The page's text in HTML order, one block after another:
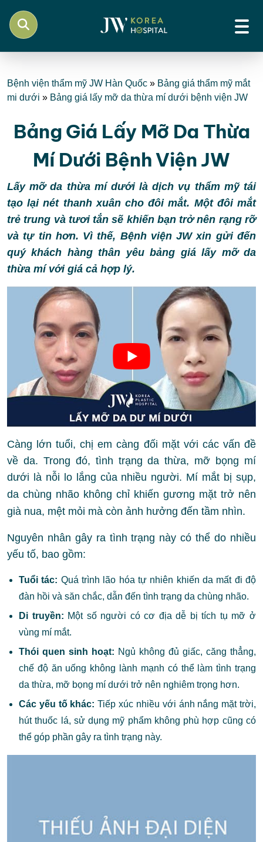
Bệnh viện thẩm mỹ JW Hàn Quốc » Bảng giá thẩm mỹ mắt
mi dưới » Bảng giá lấy mỡ da thừa mí dưới bệnh viện JW
Bảng Giá Lấy Mỡ Da Thừa
Mí Dưới Bệnh Viện JW
Lấy mỡ da thừa mí dưới là dịch vụ thẩm mỹ tái
tạo lại nét thanh xuân cho đôi mắt. Một đôi mắt
trẻ trung và tươi tắn sẽ khiến bạn trở nên rạng rỡ
và tự tin hơn. Vì thế, Bệnh viện JW xin gửi đến
quý khách hàng thân yêu bảng giá lấy mỡ da
thừa mí với giá cả hợp lý.
Càng lớn tuổi, chị em càng đối mặt với các vấn đề
về da. Trong đó, tình trạng da thừa, mỡ bọng mí
dưới là nỗi lo lắng của nhiều người. Mí mắt bị sụp,
da chùng nhão không chỉ khiến gương mặt trở nên
già nua, mệt mỏi mà còn ảnh hưởng đến tầm nhìn.
Nguyên nhân gây ra tình trạng này có thể do nhiều
yếu tố, bao gồm:
Tuổi tác: Quá trình lão hóa tự nhiên khiến da mất đi độ
đàn hồi và săn chắc, dẫn đến tình trạng da chùng nhão.
Di truyền: Một số người có cơ địa dễ bị tích tụ mỡ ở
vùng mí mắt.
Thói quen sinh hoạt: Ngủ không đủ giấc, căng thẳng,
chế độ ăn uống không lành mạnh có thể làm tình trạng
da thừa, mỡ bọng mí dưới trở nên nghiêm trọng hơn.
Các yếu tố khác: Tiếp xúc nhiều với ánh nắng mặt trời,
hút thuốc lá, sử dụng mỹ phẩm không phù hợp cũng có
thể góp phần gây ra tình trạng này.